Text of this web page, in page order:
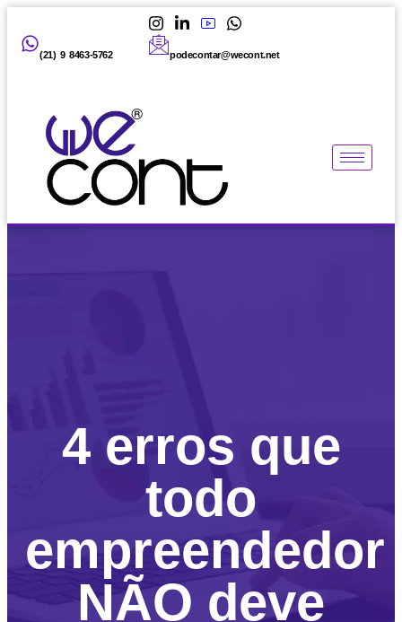
(21) 9 8463-5762 podecontar@wecont.net
4 erros que
todo
empreendedor
NÃO deve